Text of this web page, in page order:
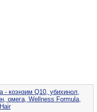
- коэнзим Q10, убихинол,
омега, Wellness Formula,